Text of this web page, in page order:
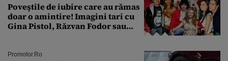
Poveştile de iubire care au rămas
doar o amintire! Imagini tari cu
Gina Pistol, Răzvan Fodor sau
Promotor.ro